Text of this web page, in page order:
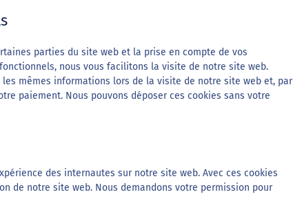
parties du site web et la prise en compte de vos
nous vous facilitons la visite de notre site web.
mêmes informations lors de la visite de notre site web et, par
paiement. Nous pouvons déposer ces cookies sans votre
des internautes sur notre site web. Avec ces cookies
de notre site web. Nous demandons votre permission pour